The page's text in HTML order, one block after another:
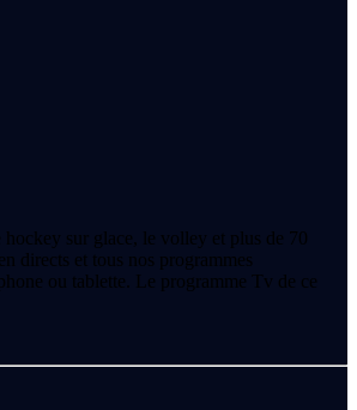
hockey sur glace, le volley et plus de 70
directs et tous nos programmes
ou tablette. Le programme Tv de ce